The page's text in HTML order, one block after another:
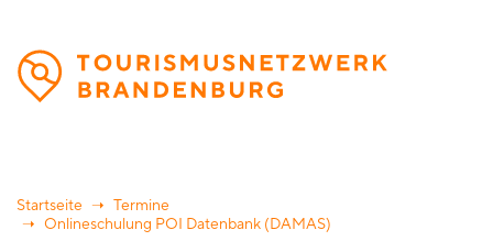
Direkt
zum
Inhalt
Startseite
Termine
Onlineschulung POI Datenbank (DAMAS)